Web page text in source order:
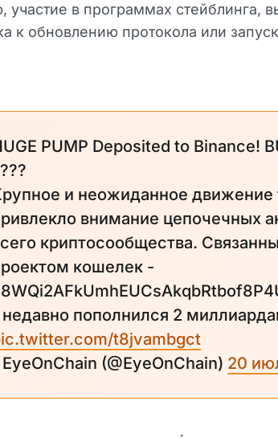
участие в программах стейблинга,
к обновлению протокола или
PUMP Deposited to Binance!
и неожиданное движение
внимание цепочечных
криптосообщества.
кошелек -
пополнился 2
t8jvambgct
(@EyeOnChain) 20
.